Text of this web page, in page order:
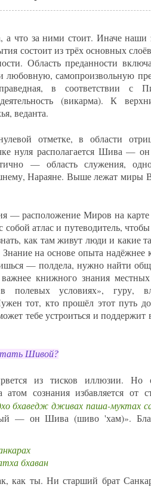
а что за ними стоит. Иначе наши
состоит из трёх основных
Область преданности
любовную, самопроизвольную
в соответствии с
(викарма). К
веданта.
отметке, в области
нуля располагается Шива —
— область служения,
Нараяне. Выше лежат миры
— расположение Миров на карте
атлас и путеводитель, чтобы
как там живут люди и какие
на основе опыта надёжнее
— полдела, нужно найти
книжного знания
условиях», гуру,
тот, кто прошёл этот путь
тебе устроиться и поддержит
Шивой?
из тисков иллюзии. Но
сознания избавляется от
бхаведж дживах паша-муктах
— он Шива (шиво 'хам)».
бхаван
как ты. Ни старший брат